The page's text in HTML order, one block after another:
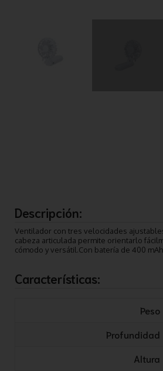
Descripción:
Ventilador con tres velocidades
cabeza articulada permite orientarlo
cómodo y versátil.Con batería de 400
Características:
Peso
Profundidad
Altura